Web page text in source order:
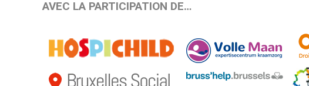
AVEC LA PARTICIPATION DE…